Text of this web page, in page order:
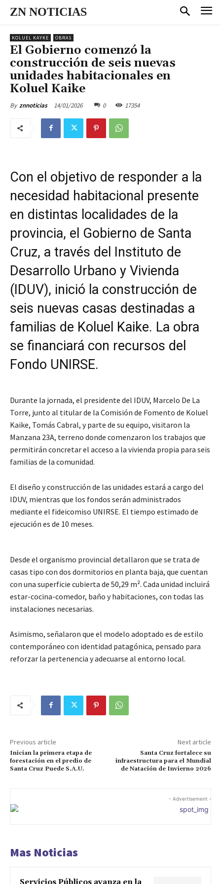
ZN NOTICIAS
KOLUEL KAYKE OBRAS
El Gobierno comenzó la
construcción de seis nuevas
unidades habitacionales en
Koluel Kaike
By znnoticias 14/01/2026 0 17354
Con el objetivo de responder a la
necesidad habitacional presente
en distintas localidades de la
provincia, el Gobierno de Santa
Cruz, a través del Instituto de
Desarrollo Urbano y Vivienda
(IDUV), inició la construcción de
seis nuevas casas destinadas a
familias de Koluel Kaike. La obra
se financiará con recursos del
Fondo UNIRSE.
Durante la jornada, el presidente del IDUV, Marcelo De La
Torre, junto al titular de la Comisión de Fomento de Koluel
Kaike, Tomás Cabral, y parte de su equipo, visitaron la
Manzana 23A, terreno donde comenzaron los trabajos que
permitirán concretar el acceso a la vivienda propia para seis
familias de la comunidad.
El diseño y construcción de las unidades estará a cargo del
IDUV, mientras que los fondos serán administrados
mediante el fideicomiso UNIRSE. El tiempo estimado de
ejecución es de 10 meses.
Desde el organismo provincial detallaron que se trata de
casas tipo con dos dormitorios en planta baja, que cuentan
con una superficie cubierta de 50,29 m². Cada unidad incluirá
estar-cocina-comedor, baño y habitaciones, con todas las
instalaciones necesarias.
Asimismo, señalaron que el modelo adoptado es de estilo
contemporáneo con identidad patagónica, pensado para
reforzar la pertenencia y adecuarse al entorno local.
Previous article
Inician la primera etapa de
forestación en el predio de
Santa Cruz Puede S.A.U.
Next article
Santa Cruz fortalece su
infraestructura para el Mundial
de Natación de Invierno 2026
- Advertisement -
Mas Noticias
Servicios Públicos avanza en la